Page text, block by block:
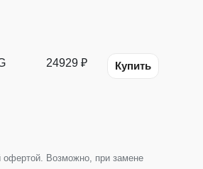
24929 ₽ Купить
офертой. Возможно, при замене